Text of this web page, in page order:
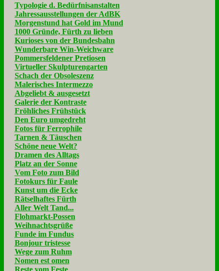
Typologie d. Bedürfnisanstalten
Jahressausstellungen der AdBK
Morgenstund hat Gold im Mund
1000 Gründe, Fürth zu lieben
Kurioses von der Bundesbahn
Wunderbare Win-Weichware
Pommersfeldener Pretiosen
Virtueller Skulpturengarten
Schach der Obsoleszenz
Malerisches Intermezzo
Abgeliebt & ausgesetzt
Galerie der Kontraste
Fröhliches Frühstück
Den Euro umgedreht
Fotos für Ferrophile
Tarnen & Täuschen
Schöne neue Welt?
Dramen des Alltags
Platz an der Sonne
Vom Foto zum Bild
Fotokurs für Faule
Kunst um die Ecke
Rätselhaftes Fürth
Aller Welt Tand...
Flohmarkt-Possen
Weihnachtsgrüße
Funde im Fundus
Bonjour tristesse
Wege zum Ruhm
Nomen est omen
Reste vom Feste